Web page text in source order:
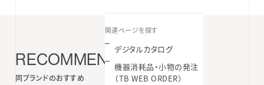
関連ページを探す
デジタルカタログ
機器消耗品・小物の発注
（TB WEB ORDER）
RECOMMENDED ITEMS
同ブランドのおすすめ